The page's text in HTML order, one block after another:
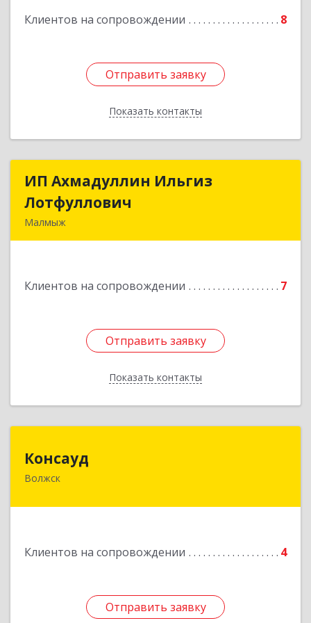
Клиентов на сопровождении 8
Отправить заявку
Показать контакты
Отправить заявку
Назад
ИП Ахмадуллин Ильгиз
Лотфуллович
Малмыж
Клиентов на сопровождении 7
Отправить заявку
Показать контакты
ИП Ахмадуллин Ильгиз
Подробнее
Отправить заявку
Назад
Консауд
Волжск
Клиентов на сопровождении 4
Отправить заявку
425005, Марий Эл респ, Волжск г, Пролетарская
Отправить заявку